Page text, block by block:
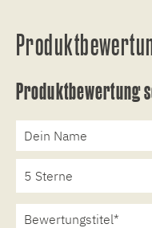
Produktbewertung